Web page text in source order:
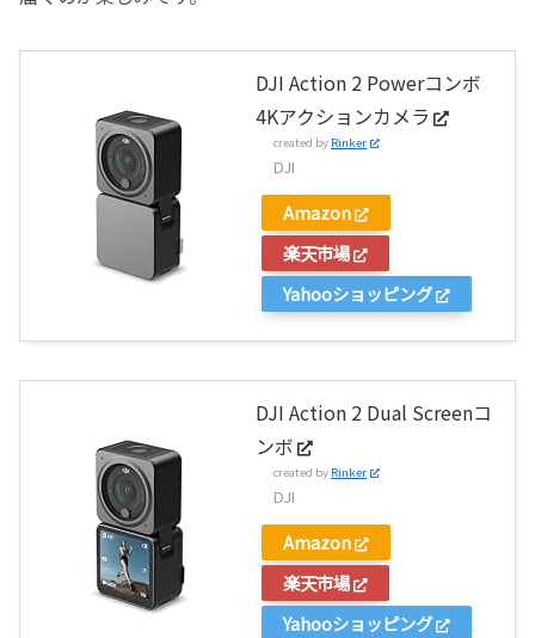
DJI Action 2 Powerコンボ
4Kアクションカメラ
created by Rinker
DJI
Amazon
楽天市場
Yahooショッピング
DJI Action 2 Dual Screenコ
ンボ
created by Rinker
DJI
Amazon
楽天市場
Yahooショッピング